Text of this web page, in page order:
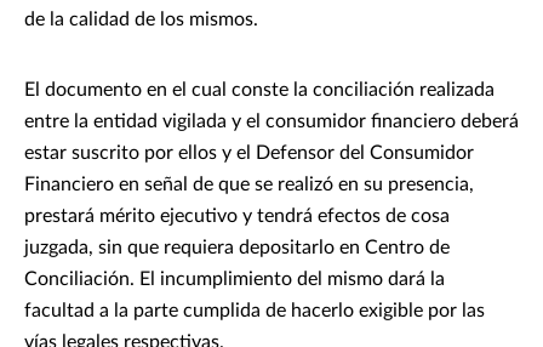
de la calidad de los mismos.
El documento en el cual conste la conciliación realizada
entre la entidad vigilada y el consumidor financiero deberá
estar suscrito por ellos y el Defensor del Consumidor
Financiero en señal de que se realizó en su presencia,
prestará mérito ejecutivo y tendrá efectos de cosa
juzgada, sin que requiera depositarlo en Centro de
Conciliación. El incumplimiento del mismo dará la
facultad a la parte cumplida de hacerlo exigible por las
vías legales respectivas.